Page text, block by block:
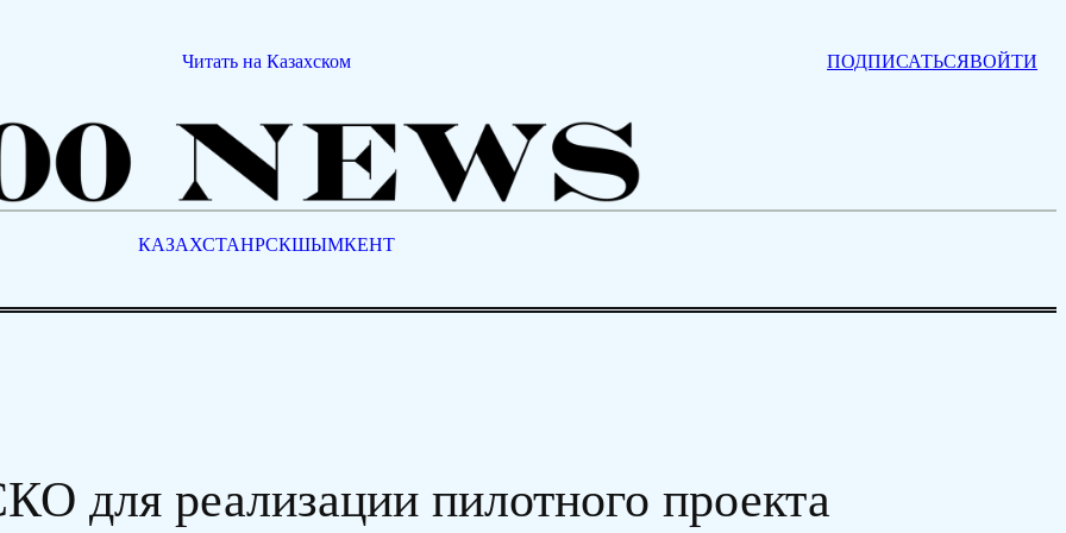
Читать на Казахском ПОДПИСАТЬСЯВОЙТИ
КАЗАХСТАНРСКШЫМКЕНТ
для реализации пилотного проекта